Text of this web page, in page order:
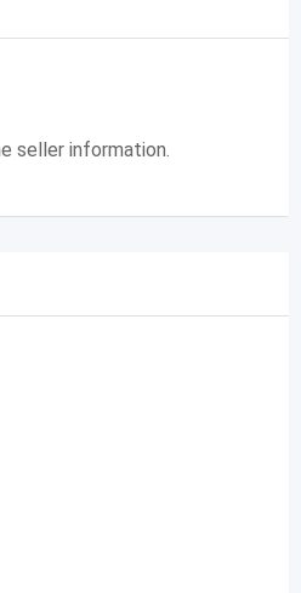
seller information.